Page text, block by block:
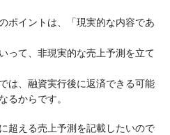
ポイントは、「現実的な内容であ
って、非現実的な売上予測を立て
は、融資実行後に返済できる可能
るからです。
超える売上予測を記載したいので